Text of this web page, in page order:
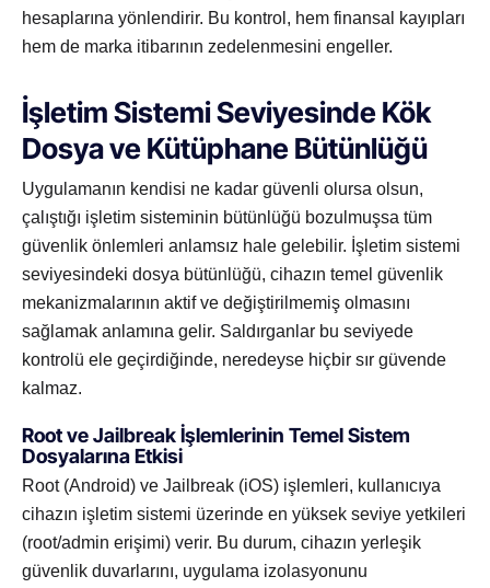
hesaplarına yönlendirir. Bu kontrol, hem finansal kayıpları
hem de marka itibarının zedelenmesini engeller.
İşletim Sistemi Seviyesinde Kök
Dosya ve Kütüphane Bütünlüğü
Uygulamanın kendisi ne kadar güvenli olursa olsun,
çalıştığı işletim sisteminin bütünlüğü bozulmuşsa tüm
güvenlik önlemleri anlamsız hale gelebilir. İşletim sistemi
seviyesindeki dosya bütünlüğü, cihazın temel güvenlik
mekanizmalarının aktif ve değiştirilmemiş olmasını
sağlamak anlamına gelir. Saldırganlar bu seviyede
kontrolü ele geçirdiğinde, neredeyse hiçbir sır güvende
kalmaz.
Root ve Jailbreak İşlemlerinin Temel Sistem
Dosyalarına Etkisi
Root (Android) ve Jailbreak (iOS) işlemleri, kullanıcıya
cihazın işletim sistemi üzerinde en yüksek seviye yetkileri
(root/admin erişimi) verir. Bu durum, cihazın yerleşik
güvenlik duvarlarını, uygulama izolasyonunu